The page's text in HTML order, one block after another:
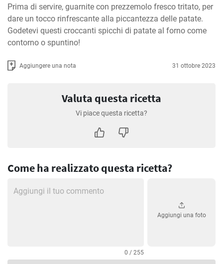
Prima di servire, guarnite con prezzemolo fresco tritato, per
dare un tocco rinfrescante alla piccantezza delle patate.
Godetevi questi croccanti spicchi di patate al forno come
contorno o spuntino!
Aggiungere una nota 31 ottobre 2023
Valuta questa ricetta
Vi piace questa ricetta?
Come ha realizzato questa ricetta?
0 / 255
Aggiungi una foto